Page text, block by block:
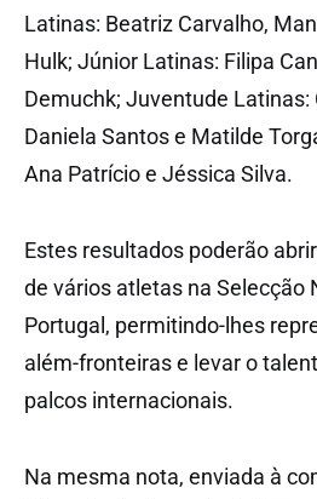
Latinas: Beatriz Carvalho,
Hulk; Júnior Latinas: Filipa
Demuchk; Juventude Latinas:
Daniela Santos e Matilde
Ana Patrício e Jéssica Silva.
Estes resultados poderão
de vários atletas na Selecção
Portugal, permitindo-lhes
além-fronteiras e levar o
palcos internacionais.
Na mesma nota, enviada à